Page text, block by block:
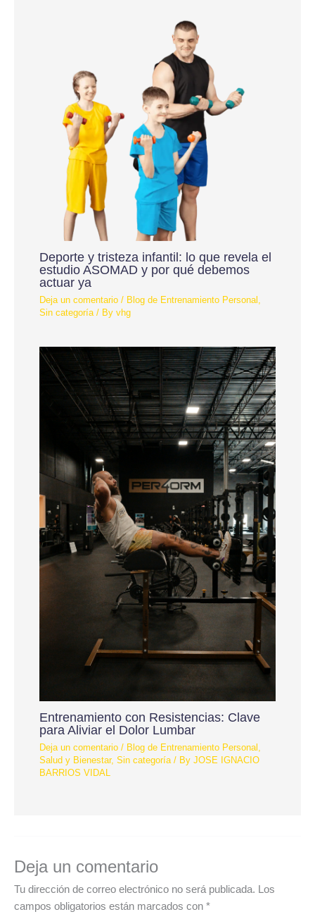
Deporte y tristeza infantil: lo que revela el
estudio ASOMAD y por qué debemos
actuar ya
Deja un comentario / Blog de Entrenamiento Personal
Sin categoría / Byvhg
Entrenamiento con Resistencias: Clave
para Aliviar el Dolor Lumbar
Deja un comentario / Blog de Entrenamiento Personal
Salud y Bienestar,Sin categoría / ByJOSE IGNACIO
BARRIOS VIDAL
Deja un comentario
Tu dirección de correo electrónico no será publicada.
Los
campos obligatorios están marcados con *